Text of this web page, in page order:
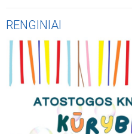
RENGINIAI